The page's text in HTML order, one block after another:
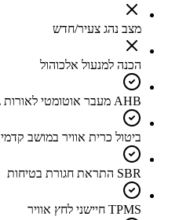
מצב נהג צעיר/חדש
הכנה למנעול אלכוהול
AHB מעבר אוטומטי לאורות גבוהים
ביטול כרית אוויר במושב קדמי
SBR התראת חגורת בטיחות
TPMS חיישני לחץ אוויר